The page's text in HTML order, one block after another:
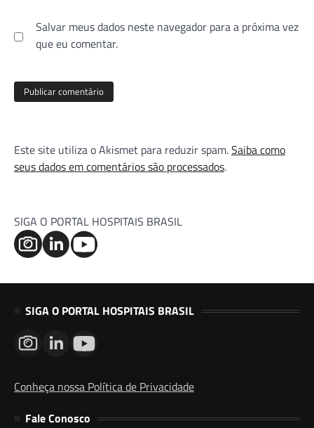
Salvar meus dados neste navegador para a próxima vez
que eu comentar.
Este site utiliza o Akismet para reduzir spam.Saiba como
seus dados em comentários são processados.
SIGA O PORTAL HOSPITAIS BRASIL
SIGA O PORTAL HOSPITAIS BRASIL
Conheça nossa Política de Privacidade
Fale Conosco